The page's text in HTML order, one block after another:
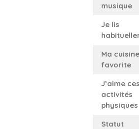
musique
Je lis
Ma cuisine
favorite
J’aime ces
activités
physiques
Statut